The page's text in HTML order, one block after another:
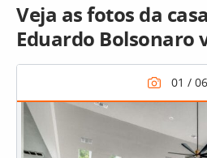
Veja as fotos da
Eduardo Bolsonaro